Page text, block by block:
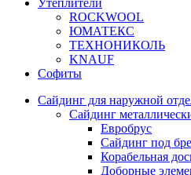
Утеплители
ROCKWOOL
ЮМАТЕКС
ТЕХНОНИКОЛЬ
KNAUF
Софиты
Сайдинг для наружной
Сайдинг
Евробрус
Сайдинг под
Корабельная
Доборные